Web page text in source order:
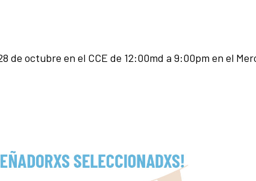
de octubre en el CCE de 12:00md a 9:00pm en el